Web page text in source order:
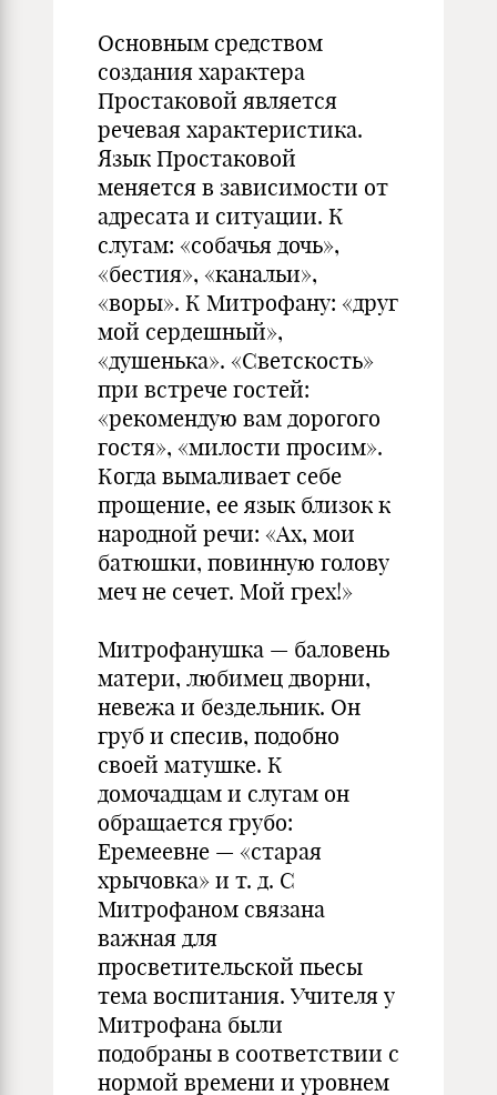
Основным средством
создания характера
Простаковой является
речевая характеристика.
Язык Простаковой
меняется в зависимости от
адресата и ситуации. К
слугам: «собачья дочь»,
«бестия», «канальи»,
«воры». К Митрофану: «друг
мой сердешный»,
«душенька». «Светскость»
при встрече гостей:
«рекомендую вам дорогого
гостя», «милости просим».
Когда вымаливает себе
прощение, ее язык близок к
народной речи: «Ах, мои
батюшки, повинную голову
меч не сечет. Мой грех!»
Митрофанушка — баловень
матери, любимец дворни,
невежа и бездельник. Он
груб и спесив, подобно
своей матушке. К
домочадцам и слугам он
обращается грубо:
Еремеевне — «старая
хрычовка» и т. д. С
Митрофаном связана
важная для
просветительской пьесы
тема воспитания. Учителя у
Митрофана были
подобраны в соответствии с
нормой времени и уровнем